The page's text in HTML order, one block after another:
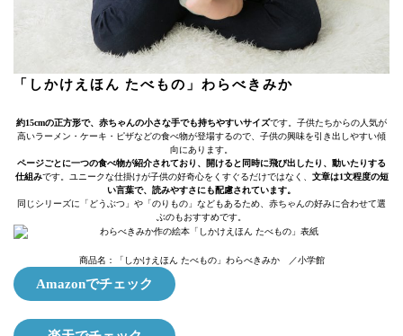
「しかけえほん たべもの」わらべきみか
約15cmの正方形で、赤ちゃんの小さな手でも持ちやすいサイズです。子供たちからの人気が
高いラーメン・ケーキ・ピザなどの食べ物が登場するので、子供の興味を引き出しやすい傾
向にあります。
ページごとに一つの食べ物が紹介されており、開けると同時に飛び出したり、動いたりする
仕組みです。ユニークな仕掛けが子供の好奇心をくすぐるだけではなく、 文章は1文程度の短
い言葉で、読みやすさにも配慮されています。
同じシリーズに「どうぶつ」や「のりもの」などもあるため、赤ちゃんの好みに合わせて選
ぶのもおすすめです。
商品名：「しかけえほん たべもの」わらべきみか ／小学館
Amazonでチェック